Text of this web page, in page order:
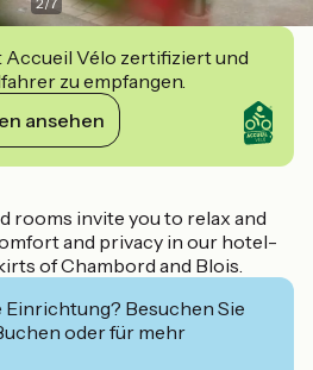
Accueil Vélo zertifiziert und
zu empfangen.
ansehen
rooms invite you to relax and
and privacy in our hotel-
of Chambord and Blois.
Einrichtung? Besuchen Sie
oder für mehr